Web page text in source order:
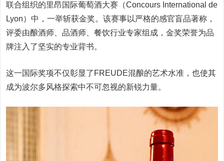
联合组织的里昂国际葡萄酒大赛（Concours International de
Lyon）中，一举斩获金奖。该赛事以严格的感官盲品著称，
评委由酿酒师、品酒师、餐饮行业专家组成，金奖荣誉为品
牌注入了坚实的专业背书。
这一国际奖项不仅彰显了FREUDE混酿的艺术水准，也使其
成为波尔多风格探索中不可忽视的新锐力量。